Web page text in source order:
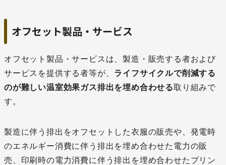
オフセット製品・サービス
オフセット製品・サービスは、製造・販売する者および
サービスを提供する者等が、 ライフサイクルで削減する
のが難しい温室効果ガス排出を埋め合わせる取り組みで
す。
製造に伴う排出をオフセットした衣服の販売や、発電時
のエネルギー消費に伴う排出を埋め合わせた電力の販
売、印刷時の電力消費に伴う排出を埋め合わせたプリン